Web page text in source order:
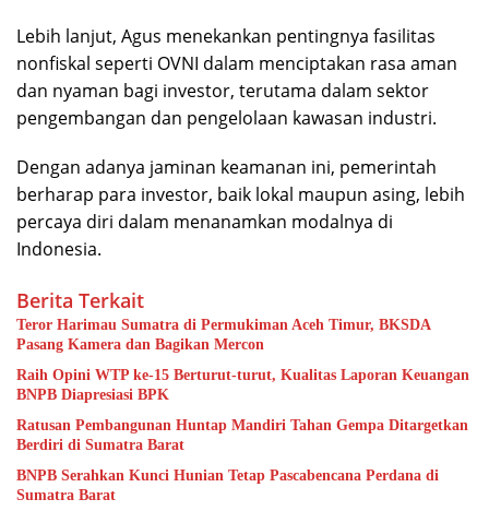
Lebih lanjut, Agus menekankan pentingnya fasilitas
nonfiskal seperti OVNI dalam menciptakan rasa aman
dan nyaman bagi investor, terutama dalam sektor
pengembangan dan pengelolaan kawasan industri.
Dengan adanya jaminan keamanan ini, pemerintah
berharap para investor, baik lokal maupun asing, lebih
percaya diri dalam menanamkan modalnya di
Indonesia.
Berita Terkait
Teror Harimau Sumatra di Permukiman Aceh Timur, BKSDA
Pasang Kamera dan Bagikan Mercon
Raih Opini WTP ke-15 Berturut-turut, Kualitas Laporan Keuangan
BNPB Diapresiasi BPK
Ratusan Pembangunan Huntap Mandiri Tahan Gempa Ditargetkan
Berdiri di Sumatra Barat
BNPB Serahkan Kunci Hunian Tetap Pascabencana Perdana di
Sumatra Barat